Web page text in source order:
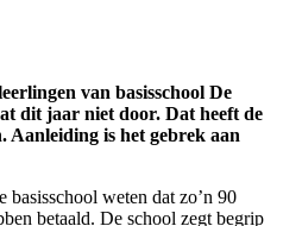
van basisschool De
dit jaar niet door. Dat heeft de
Aanleiding is het gebrek aan
basisschool weten dat zo’n 90
betaald. De school zegt begrip